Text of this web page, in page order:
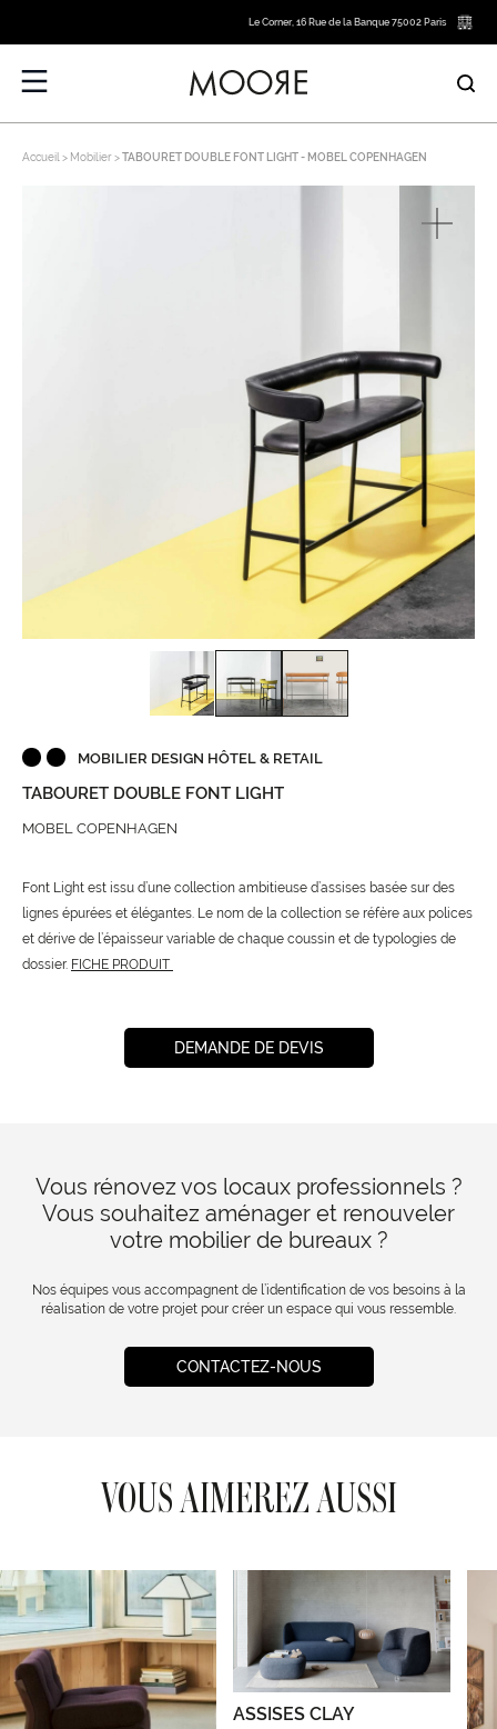
Le Corner, 16 Rue de la Banque 75002 Paris
Accueil Mobilier TABOURET DOUBLE FONT LIGHT - MOBEL COPENHAGEN
MOBILIER DESIGN HÔTEL & RETAIL
TABOURET DOUBLE FONT LIGHT
MOBEL COPENHAGEN
Font Light est issu d’une collection ambitieuse d’assises basée sur des
lignes épurées et élégantes. Le nom de la collection se réfère aux polices
et dérive de l’épaisseur variable de chaque coussin et de typologies de
dossier. FICHE PRODUIT
DEMANDE DE DEVIS
Vous rénovez vos locaux professionnels ?
Vous souhaitez aménager et renouveler
votre mobilier de bureaux ?
Nos équipes vous accompagnent de l’identification de vos besoins à la
réalisation de votre projet pour créer un espace qui vous ressemble.
CONTACTEZ-NOUS
VOUS AIMEREZ AUSSI
ASSISES CLAY